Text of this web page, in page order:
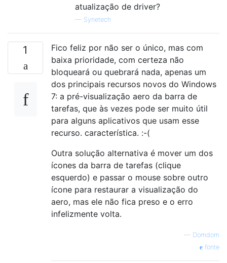
atualização de driver?
— Synetech
1
Fico feliz por não ser o único, mas com
baixa prioridade, com certeza não
bloqueará ou quebrará nada, apenas um
dos principais recursos novos do Windows
7: a pré-visualização aero da barra de
tarefas, que às vezes pode ser muito útil
para alguns aplicativos que usam esse
recurso. característica. :-(
Outra solução alternativa é mover um dos
ícones da barra de tarefas (clique
esquerdo) e passar o mouse sobre outro
ícone para restaurar a visualização do
aero, mas ele não fica preso e o erro
infelizmente volta.
— Domdom
fonte